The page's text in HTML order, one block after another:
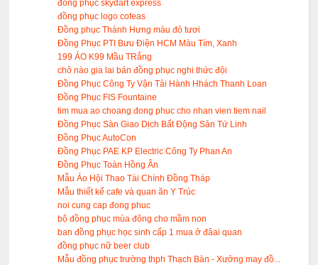
đồng phục skydart express
đồng phục logo cofeas
Đồng phục Thành Hưng màu đỏ tươi
Đồng Phục PTI Bưu Điện HCM Màu Tím, Xanh
199 ÁO K99 Mầu TRắng
chô nào gia lai bán đồng phục nghi thức đội
Đồng Phục Công Ty Vận Tải Hành Hhách Thanh Loan
Đồng Phục FIS Fountaine
tim mua ao choang đong phuc cho nhan vien tiem nail
Đồng Phục Sàn Giao Dịch Bất Động Sản Tứ Linh
Đồng Phục AutoCon
Đồng Phục PAE KP Electric Công Ty Phan An
Đồng Phục Toàn Hồng Ân
Mẫu Áo Hội Thao Tài Chính Đồng Tháp
Mẫu thiết kế cafe và quan ăn Y Trúc
noi cung cap đong phuc
bộ đồng phục mùa đông cho mầm non
ban đồng phục học sinh cấp 1 mua ở đâai quan
đồng phục nữ beer club
Mẫu đồng phục trường thph Thạch Bàn - Xưởng may đồ...